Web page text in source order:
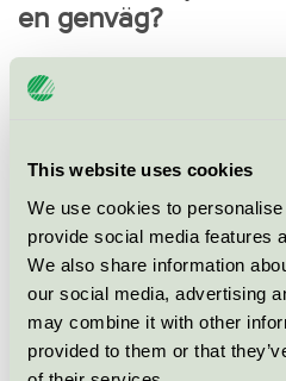
This website uses cookies
We use cookies to
provide social media features
We also share information
our social media, advertising
may combine it with other
provided to them or that
en genväg?
En del menar att man kan
man klimatkompenserar
du klimatkompenserar, är
klimatneutral. Dessutom
bli ett sätt att köpa sig fri, i
minska sina utsläpp.
fall vara en bonus, inte en